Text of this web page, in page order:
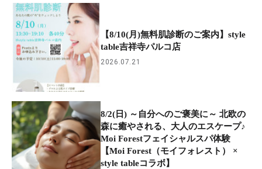
【8/10(月)無料肌診断のご案内】style
table吉祥寺パルコ店
2026.07.21
8/2(日) ～自分へのご褒美に～ 北欧の
森に癒やされる、大人のエスケープ♪
Moi Forestフェイシャルスパ体験
【Moi Forest（モイフォレスト） ×
style tableコラボ】